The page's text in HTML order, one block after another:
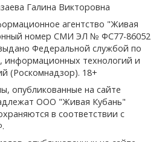
Галина Викторовна
агентство "Живая
номер СМИ ЭЛ № ФС77-86052
Федеральной службой по
информационных технологий и
(Роскомнадзор). 18+
опубликованные на сайте
ООО "Живая Кубань"
в соответствии с